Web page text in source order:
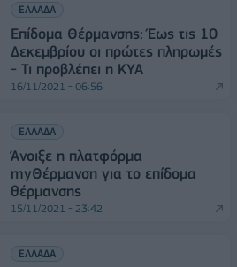
ΕΛΛΑΔΑ
Επίδομα Θέρμανσης: Έως τις 10
Δεκεμβρίου οι πρώτες πληρωμές
- Τι προβλέπει η ΚΥΑ
16/11/2021 - 06:56
ΕΛΛΑΔΑ
Άνοιξε η πλατφόρμα
myΘέρμανση για το επίδομα
θέρμανσης
15/11/2021 - 23:42
ΕΛΛΑΔΑ